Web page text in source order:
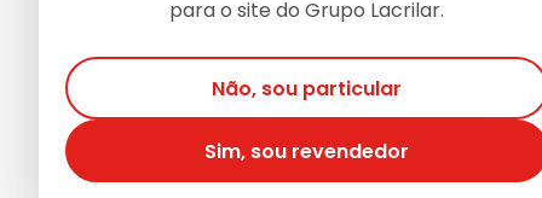
para o site do Grupo Lacrilar.
Não, sou particular
Sim, sou revendedor